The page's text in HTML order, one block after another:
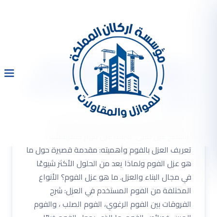
شركة عزل فوم بالمزاحمية
0533334179 عزل الاسطح عزل
تعريف العزل بالفوم وأهميته: مقدمة قصيرة حول ما
هو عزل الفوم ولماذا يعد من الحلول الأكثر شيوعًا
في مجال البناء والعزل. ما هو عزل الفوم؟ الأنواع
المختلفة من الفوم المستخدم في العزل: شرح
الفروقات بين الفوم الرغوي، الفوم الصلب ، والفوم